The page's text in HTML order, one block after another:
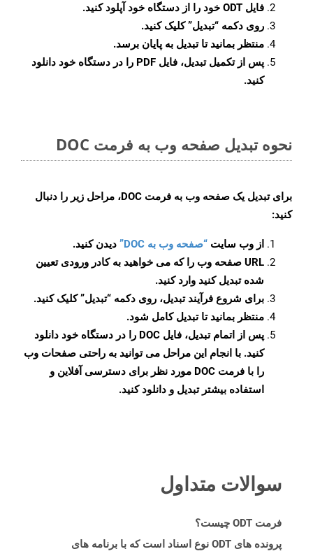
فایل ODT خود را از دستگاه خود آپلود کنید.
روی دکمه “تبدیل”کلیک کنید.
منتظر بمانید تا تبدیل به پایان برسد.
پس از تکمیل تبدیل، فایل PDF را در دستگاه خود دانلود
کنید.
نحوه تبدیل صفحه وب به فرمت DOC
برای تبدیل یک صفحه وب به فرمت DOC، مراحل زیر را دنبال
کنید:
از وب سایت “صفحه وب به DOC”
دیدن کنید.
URL صفحه وب را که می خواهید به کادر ورودی تعیین
شده تبدیل کنید وارد کنید.
برای شروع فرآیند تبدیل، روی دکمه “تبدیل” کلیک کنید.
منتظر بمانید تا تبدیل کامل شود.
پس از اتمام تبدیل، فایل DOC را در دستگاه خود دانلود
کنید. با انجام این مراحل می توانید به راحتی صفحات وب
را با فرمت DOC مورد نظر برای دسترسی آفلاین و
استفاده بیشتر تبدیل و دانلود کنید.
سوالات متداول
فرمت ODT چیست؟
پرونده های ODT نوع اسناد است که با برنامه های